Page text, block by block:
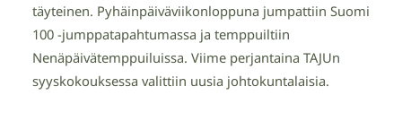
täyteinen. Pyhäinpäiväviikonloppuna jumpattiin Suomi
100 -jumppatapahtumassa ja temppuiltiin
Nenäpäivätemppuiluissa. Viime perjantaina TAJUn
syyskokouksessa valittiin uusia johtokuntalaisia.